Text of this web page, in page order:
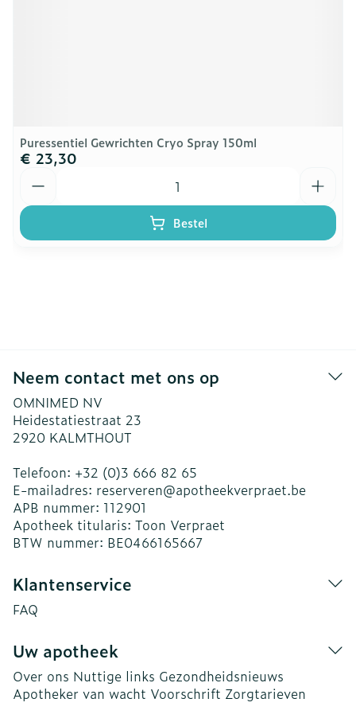
Puressentiel Gewrichten Cryo Spray 150ml
€ 23,30
Bestel
Neem contact met ons op
OMNIMED NV
Heidestatiestraat 23
2920 KALMTHOUT
Telefoon: +32 (0)3 666 82 65
E-mailadres: reserveren@apotheekverpraet.be
APB nummer: 112901
Apotheek titularis: Toon Verpraet
BTW nummer: BE0466165667
Klantenservice
FAQ
Uw apotheek
Over ons Nuttige links Gezondheidsnieuws
Apotheker van wacht Voorschrift Zorgtarieven